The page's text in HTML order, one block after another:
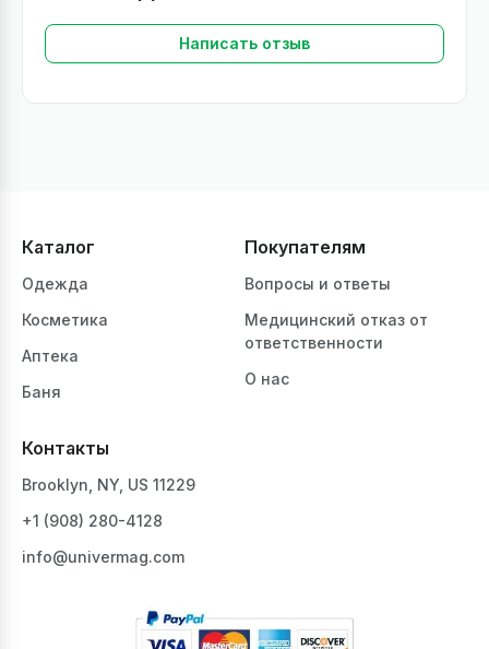
Написать отзыв
Каталог
Одежда
Косметика
Аптека
Баня
Покупателям
Вопросы и ответы
Медицинский отказ от
ответственности
О нас
Контакты
Brooklyn, NY, US 11229
+1 ‪(908) 280-4128‬
info@univermag.com